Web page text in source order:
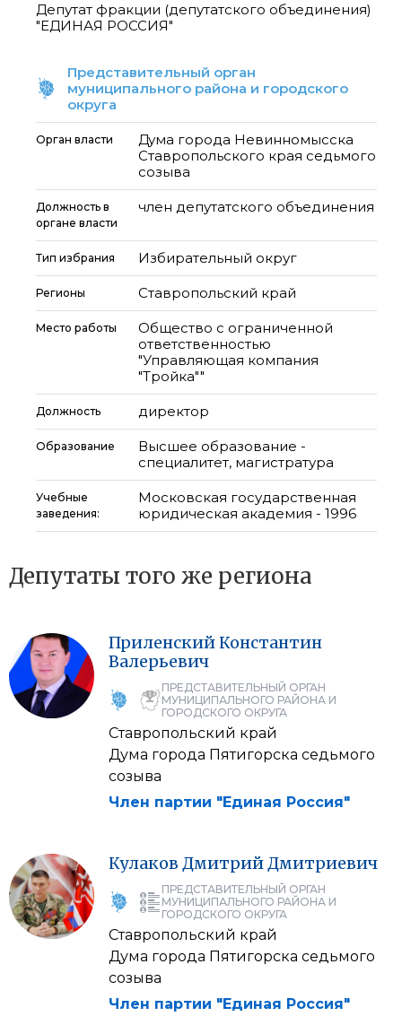
Депутат фракции (депутатского объединения)
"ЕДИНАЯ РОССИЯ"
Представительный орган
муниципального района и городского
округа
Орган власти
Дума города Невинномысска
Ставропольского края седьмого
созыва
Должность в
органе власти
член депутатского объединения
Тип избрания Избирательный округ
Регионы Ставропольский край
Место работы
Общество с ограниченной
ответственностью
"Управляющая компания
"Тройка""
Должность директор
Образование
Высшее образование -
специалитет, магистратура
Учебные
заведения:
Московская государственная
юридическая академия - 1996
Депутаты того же региона
Приленский Константин
Валерьевич
ПРЕДСТАВИТЕЛЬНЫЙ ОРГАН
МУНИЦИПАЛЬНОГО РАЙОНА И
ГОРОДСКОГО ОКРУГА
Ставропольский край
Дума города Пятигорска седьмого
созыва
Член партии "Единая Россия"
Кулаков ДмитрийДмитриевич
ПРЕДСТАВИТЕЛЬНЫЙ ОРГАН
МУНИЦИПАЛЬНОГО РАЙОНА И
ГОРОДСКОГО ОКРУГА
Ставропольский край
Дума города Пятигорска седьмого
созыва
Член партии "Единая Россия"